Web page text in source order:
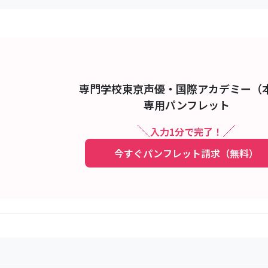
専門学校東京声優・国際アカデミー（
専用パンフレット
入力1分で完了！
今すぐパンフレット請求（無料）